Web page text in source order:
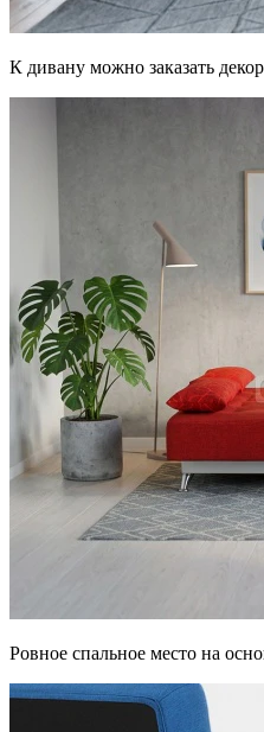
К дивану можно заказать
Ровное спальное место на